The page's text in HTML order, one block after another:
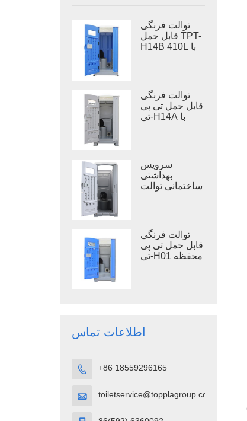
توالت فرنگی
قابل حمل TPT-
H14B 410L با
فلزی
توالت فرنگی
قابل حمل تی پی
تی-H14A با
سرویس
بهداشتی
ساختمانی توالت
توالت فرنگی
قابل حمل تی پی
تی-H01 محفظه
اطلاعات تماس
 +86 18559296165
 toiletservice@topplagroup.com